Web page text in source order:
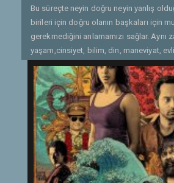
Bu süreçte neyin doğru neyin yanlış
birileri için doğru olanın başkaları için
gerekmediğini anlamamızı sağlar. Aynı
yaşam,cinsiyet, bilim, din, maneviyat,
farklı bir sosyal yorum içeren neo noir
Gönderen: vedatotur